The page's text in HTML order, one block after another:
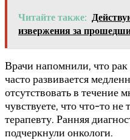
Читайте также:
извержения за
Врачи напомнили, что
часто развивается
отсутствовать в течение
чувствуете, что что-то не
терапевту. Ранняя
подчеркнули онкологи.